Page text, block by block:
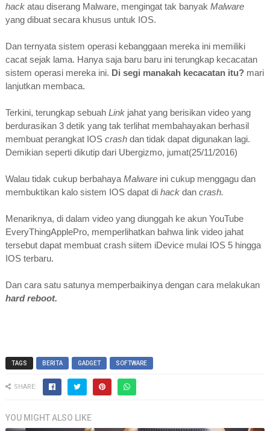
hackatau diserang Malware, mengingat tak banyak Malware
yang dibuat secara khusus untuk IOS.
Dan ternyata sistem operasi kebanggaan mereka ini memiliki
cacat sejak lama. Hanya saja baru baru ini terungkap kecacatan
sistem operasi mereka ini. Di segi manakah kecacatan itu? mari
lanjutkan membaca.
Terkini, terungkap sebuahLinkjahat yang berisikan video yang
berdurasikan 3 detik yang tak terlihat membahayakan berhasil
membuat perangkat IOS crash dan tidak dapat digunakan lagi.
Demikian seperti dikutip dari Ubergizmo, jumat(25/11/2016)
Walau tidak cukup berbahaya Malwareini cukup menggagu dan
membuktikan kalo sistem IOS dapat di hack dancrash.
Menariknya, di dalam video yang diunggah ke akun YouTube
EveryThingApplePro, memperlihatkan bahwa link video jahat
tersebut dapat membuat crash siitem iDevice mulai IOS 5 hingga
IOS terbaru.
Dan cara satu satunya memperbaikinya dengan cara melakukan
hard reboot.
TAGS BERITA GADGET SOFTWARE
SHARE:
YOU MIGHT ALSO LIKE